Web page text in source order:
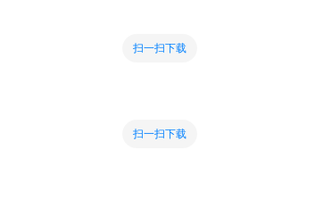
扫一扫下载
扫一扫下载